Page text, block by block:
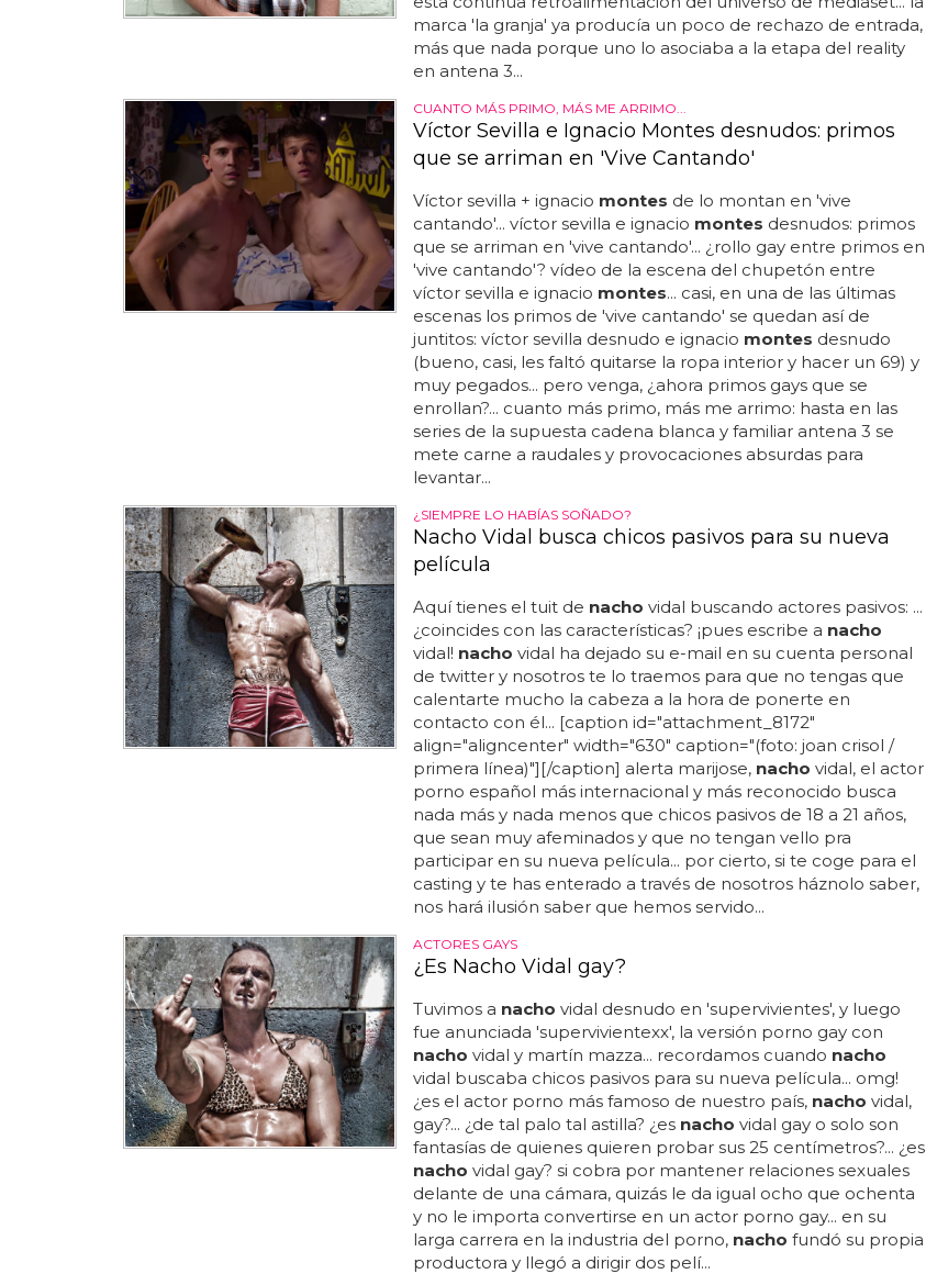
marca 'la granja' ya producía un poco de rechazo de entrada,
más que nada porque uno lo asociaba a la etapa del reality
en antena 3...
CUANTO MÁS PRIMO, MÁS ME ARRIMO...
Víctor Sevilla e Ignacio Montes desnudos: primos
que se arriman en 'Vive Cantando'
Víctor sevilla + ignacio montes de lo montan en 'vive
cantando'... víctor sevilla e ignacio montes desnudos: primos
que se arriman en 'vive cantando'... ¿rollo gay entre primos en
'vive cantando'? vídeo de la escena del chupetón entre
víctor sevilla e ignacio montes... casi, en una de las últimas
escenas los primos de 'vive cantando' se quedan así de
juntitos: víctor sevilla desnudo e ignacio montes desnudo
(bueno, casi, les faltó quitarse la ropa interior y hacer un 69) y
muy pegados... pero venga, ¿ahora primos gays que se
enrollan?... cuanto más primo, más me arrimo: hasta en las
series de la supuesta cadena blanca y familiar antena 3 se
mete carne a raudales y provocaciones absurdas para
levantar...
¿SIEMPRE LO HABÍAS SOÑADO?
Nacho Vidal busca chicos pasivos para su nueva
película
Aquí tienes el tuit de nacho vidal buscando actores pasivos: ...
¿coincides con las características? ¡pues escribe a nacho
vidal! nacho vidal ha dejado su e-mail en su cuenta personal
de twitter y nosotros te lo traemos para que no tengas que
calentarte mucho la cabeza a la hora de ponerte en
contacto con él... [caption id="attachment_8172"
align="aligncenter" width="630" caption="(foto: joan crisol /
primera línea)"][/caption] alerta marijose, nacho vidal, el actor
porno español más internacional y más reconocido busca
nada más y nada menos que chicos pasivos de 18 a 21 años,
que sean muy afeminados y que no tengan vello pra
participar en su nueva película... por cierto, si te coge para el
casting y te has enterado a través de nosotros háznolo saber,
nos hará ilusión saber que hemos servido...
ACTORES GAYS
¿Es Nacho Vidal gay?
Tuvimos a nacho vidal desnudo en 'supervivientes', y luego
fue anunciada 'supervivientexx', la versión porno gay con
nacho vidal y martín mazza... recordamos cuando nacho
vidal buscaba chicos pasivos para su nueva película... omg!
¿es el actor porno más famoso de nuestro país, nacho vidal,
gay?... ¿de tal palo tal astilla? ¿es nacho vidal gay o solo son
fantasías de quienes quieren probar sus 25 centímetros?... ¿es
nacho vidal gay? si cobra por mantener relaciones sexuales
delante de una cámara, quizás le da igual ocho que ochenta
y no le importa convertirse en un actor porno gay... en su
larga carrera en la industria del porno, nacho fundó su propia
productora y llegó a dirigir dos pelí...